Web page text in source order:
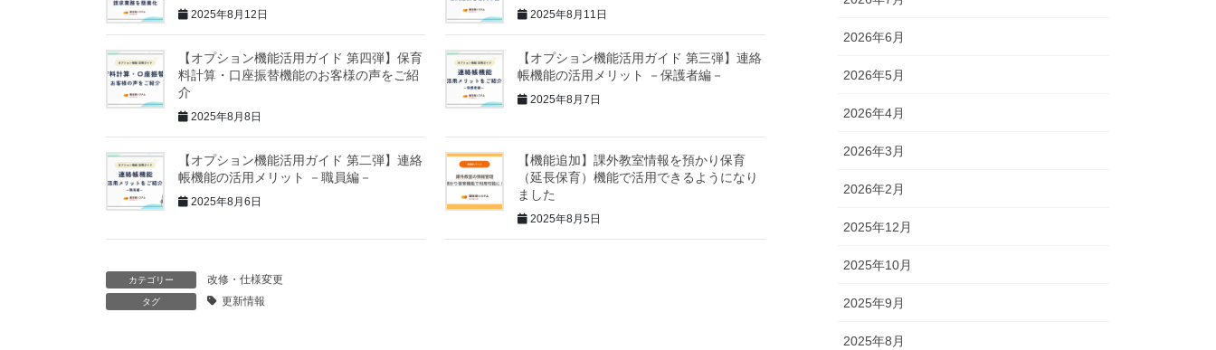
2025年8月12日 2025年8月11日
【オプション機能活用ガイド 第四弾】保育
料計算・口座振替機能のお客様の声をご紹
介
2025年8月8日
【オプション機能活用ガイド 第三弾】連絡
帳機能の活用メリット －保護者編－
2025年8月7日
【オプション機能活用ガイド 第二弾】連絡
帳機能の活用メリット －職員編－
2025年8月6日
【機能追加】課外教室情報を預かり保育
（延長保育）機能で活用できるようになり
ました
2025年8月5日
カテゴリー 改修・仕様変更
タグ 更新情報
2026年6月
2026年5月
2026年4月
2026年3月
2026年2月
2025年12月
2025年10月
2025年9月
2025年8月